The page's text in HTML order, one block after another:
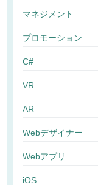
マネジメント
プロモーション
C#
VR
AR
Webデザイナー
Webアプリ
iOS